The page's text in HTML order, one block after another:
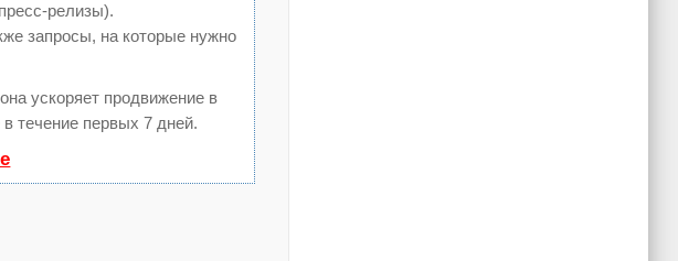
релизы).
запросы, на которые нужно
ускоряет продвижение в
течение первых 7 дней.